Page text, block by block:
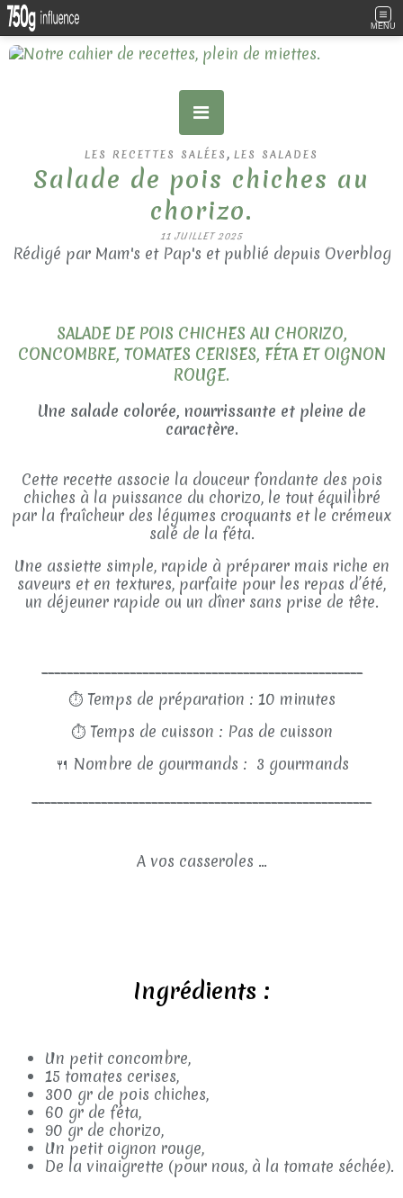
MENU
LES RECETTES SALÉES , LES SALADES
Salade de pois chiches au
chorizo.
11 JUILLET 2025
Rédigé par Mam's et Pap's et publié depuis Overblog
SALADE DE POIS CHICHES AU CHORIZO,
CONCOMBRE, TOMATES CERISES, FÉTA ET OIGNON
ROUGE.
Une salade colorée, nourrissante et pleine de
caractère.
Cette recette associe la douceur fondante des pois
chiches à la puissance du chorizo, le tout équilibré
par la fraîcheur des légumes croquants et le crémeux
salé de la féta.
Une assiette simple, rapide à préparer mais riche en
saveurs et en textures, parfaite pour les repas d’été,
un déjeuner rapide ou un dîner sans prise de tête.
⏱ Temps de préparation : 10 minutes
⏱ Temps de cuisson : Pas de cuisson
🍴 Nombre de gourmands : 3 gourmands
A vos casseroles ...
Ingrédients :
Un petit concombre,
15 tomates cerises,
300 gr de pois chiches,
60 gr de féta,
90 gr de chorizo,
Un petit oignon rouge,
De la vinaigrette (pour nous, à la tomate séchée).